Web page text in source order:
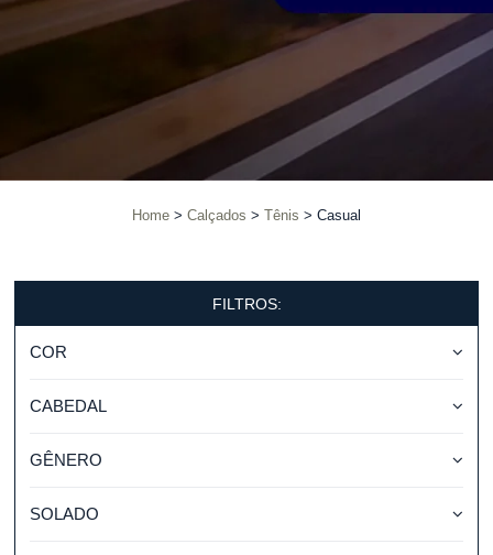
Home Calçados Tênis Casual
FILTROS:
COR
CABEDAL
GÊNERO
SOLADO